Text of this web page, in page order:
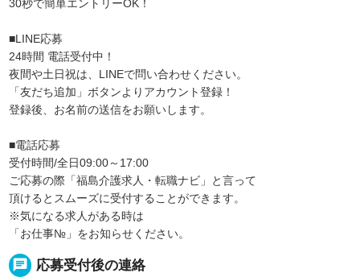
30秒で簡単エントリーOK！
■LINE応募
24時間 電話受付中！
夜間や土日祝は、LINEで問い合わせください。
「友だち追加」ボタンよりアカウント登録！
登録後、お名前の送信をお願いします。
■電話応募
受付時間/全日09:00～17:00
ご応募の際「福島介護求人・転職ナビ」と言って
頂けるとスムーズに受付することができます。
※気になる求人がある時は
「お仕事№」をお知らせください。
chat 応募受付後の連絡